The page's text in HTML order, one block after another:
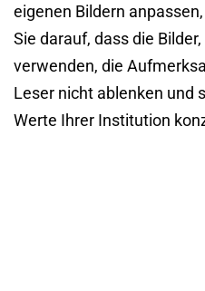
eigenen Bildern
Sie darauf, dass die Bilder,
verwenden, die
Leser nicht ablenken und
Werte Ihrer Institution